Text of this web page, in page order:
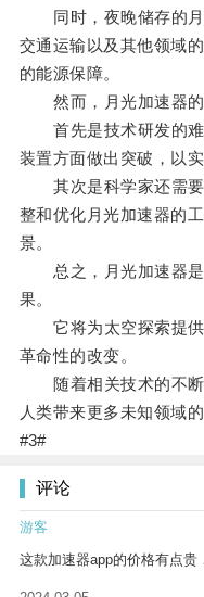
同时，夜晚储存的月
交通运输以及其他领域
的能源保障。
然而，月光加速器的
首先是技术研发的难
装置方面做出突破，以
其次是科学家还需要
整和优化月光加速器的
景。
总之，月光加速器是
果。
它将为太空探索提供
革命性的改变。
随着相关技术的不断
人类带来更多未知领域
#3#
评论
游客
这款加速器app的价格有点贵